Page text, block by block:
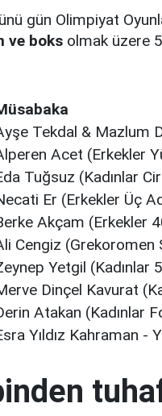
gün Olimpiyat
ve boks olmak üzere
Tekdal & Mazlum
Acet (Erkekler
Tuğsuz (Kadınlar
Er (Erkekler Üç
Akçam (Erkekler
Cengiz (Grekoromen
Yetgil (Kadınlar
Dinçel Kavurat
Atakan (Kadınlar
Yıldız Kahraman -